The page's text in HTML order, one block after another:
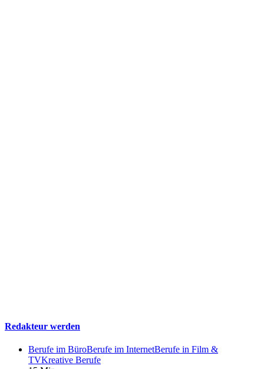
Redakteur werden
Berufe im BüroBerufe im InternetBerufe in Film &
TVKreative Berufe